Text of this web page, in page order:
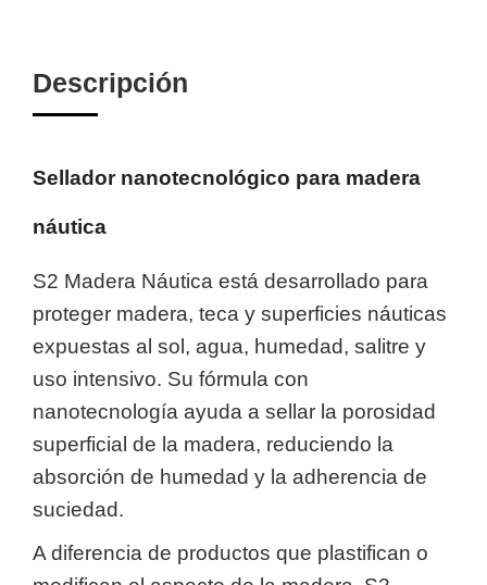
Descripción
Sellador nanotecnológico para madera
náutica
S2 Madera Náutica está desarrollado para
proteger madera, teca y superficies náuticas
expuestas al sol, agua, humedad, salitre y
uso intensivo. Su fórmula con
nanotecnología ayuda a sellar la porosidad
superficial de la madera, reduciendo la
absorción de humedad y la adherencia de
suciedad.
A diferencia de productos que plastifican o